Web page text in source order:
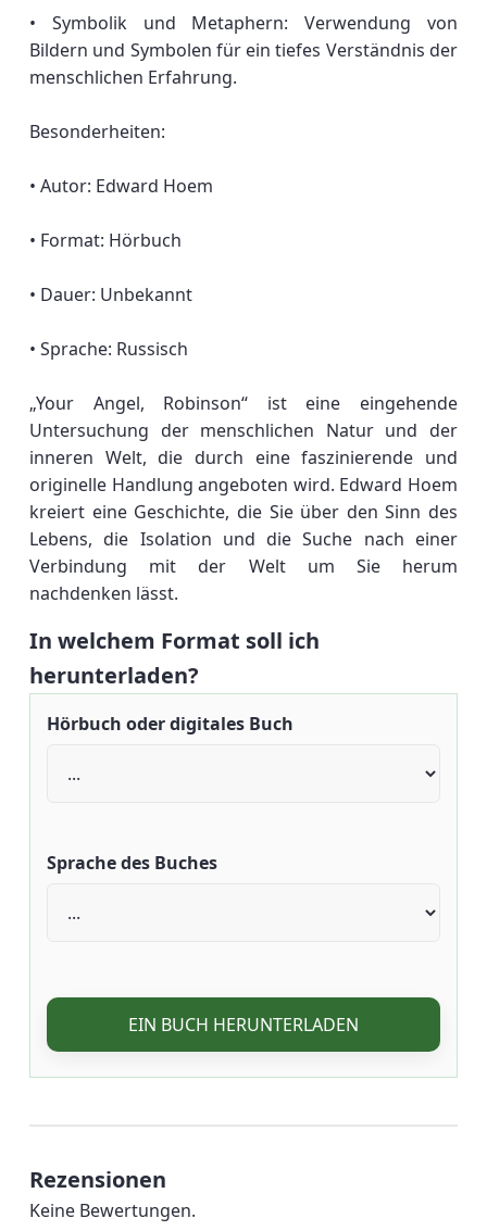
• Symbolik und Metaphern: Verwendung von
Bildern und Symbolen für ein tiefes Verständnis der
menschlichen Erfahrung.
Besonderheiten:
• Autor: Edward Hoem
• Format: Hörbuch
• Dauer: Unbekannt
• Sprache: Russisch
„Your Angel, Robinson“ ist eine eingehende
Untersuchung der menschlichen Natur und der
inneren Welt, die durch eine faszinierende und
originelle Handlung angeboten wird. Edward Hoem
kreiert eine Geschichte, die Sie über den Sinn des
Lebens, die Isolation und die Suche nach einer
Verbindung mit der Welt um Sie herum
nachdenken lässt.
In welchem Format soll ich
herunterladen?
Hörbuch oder digitales Buch
Sprache des Buches
EIN BUCH HERUNTERLADEN
Rezensionen
Keine Bewertungen.